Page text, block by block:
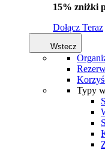
15% zniżki
Dołącz Teraz
Wstecz
Typy